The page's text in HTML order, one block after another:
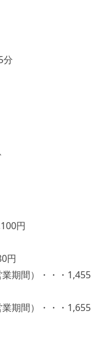
分
円
円
期間）・・・1,455
期間）・・・1,655